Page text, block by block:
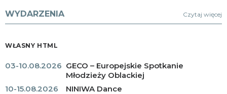
WYDARZENIA Czytaj więcej
WŁASNY HTML
03-10.08.2026 GECO – Europejskie Spotkanie
Młodzieży Oblackiej
10-15.08.2026
NINIWA Dance